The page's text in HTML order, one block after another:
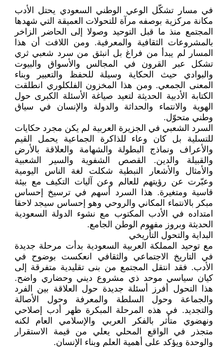
في مسار تشكّل الوعي الوطني السعودي يحتل الأدب
مكانة مركزية بوصفه مرآة للتحولات العميقة التي شهدها
المجتمع منذ ما قبل التوحيد وصولا إلى الحاضر الزاخر
بالمشروعات الثقافية والمعرفية. ومن اللافت أن هذا
المسار لم يبدأ من فراغ بل انبثق من سرد شعبي ثري
تشكل عبر القرون في المجالس والأسواق والبيوت
والبوادي حيث الحكاية وسيلة للحفظ والتعبير وبناء
المعنى الجمعي. ومن هذا المخزون الفلكلوري انطلقت
الكتابة الأدبية الحديثة لتعيد صياغة الأسئلة الكبرى حول
الهوية والانتماء والحداثة والدولة والإنسان في سياق
وطني متحوّل.
السرد الشعبي في الجزيرة العربية لم يكن مجرد حكايات
للتسلية بل كان وعاء للذاكرة الجماعية يحمل القيم
والأعراف ونماذج البطولة والشهامة والعلاقة بالأرض
والقبيلة والدين. القصص الشفوية والسير الشعبية
والأمثال والأشعار النبطية شكلت لغة الناس اليومية
وعبّرت عن رؤيتهم للعالم وعن آليات التكيف مع بيئة
قاسية ومتغيرة. هذا السرد أسهم في ترسيخ إحساس
مبكر بالانتماء المكاني والروحي وهو إحساس سيجد لاحقا
امتداده في الأدب المكتوب مع نشوء الدولة السعودية
الحديثة وبروز مفهوم الوطن الجامع.
البداية والتحول التأريخي
مع توحيد المملكة العربية السعودية بدأت مرحلة جديدة
في التاريخ الاجتماعي والثقافي انعكست بوضوح في
الأدب. فقد انتقل المجتمع من بنى تقليدية متفرقة إلى
كيان سياسي موحد ذي مشروع ديني وحضاري واضح.
هذا التحول أفرز أسئلة جديدة حول العلاقة بين الفرد
والجماعة وحول السلطة والمعرفة وحول الأصالة
والتجديد. في هذه المرحلة المبكرة ظهر أدب إصلاحي
ونهضوي متأثر بالفكر العربي والإسلامي العام لكنه
متجذر في الواقع المحلي يعلي من قيمة الاستقرار
والوحدة ويؤكد على أهمية العلم وبناء الإنسان.